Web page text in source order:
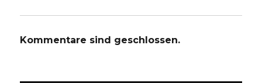
Kommentare sind geschlossen.